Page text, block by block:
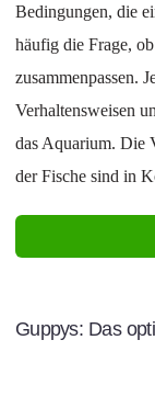
Bedingungen, die
häufig die Frage,
zusammenpassen.
Verhaltensweisen
das Aquarium. Die
der Fische sind in
Guppys: Das